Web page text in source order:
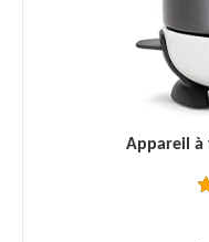
Appareil à